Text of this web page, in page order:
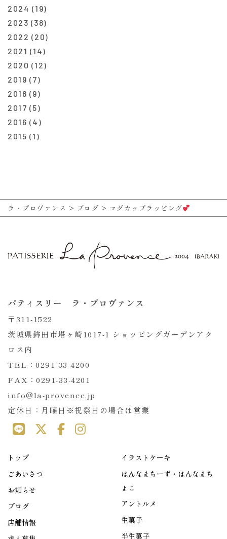
2024 (19)
2023 (38)
2022 (20)
2021 (14)
2020 (12)
2019 (7)
2018 (9)
2017 (5)
2016 (4)
2015 (1)
ラ・プロヴァンス > ブログ > マグカップラッピング
パティスリー ラ・プロヴァンス
〒311-1522
茨城県鉾田市塔ヶ崎1017-1 ショッピングガーデンアク
ロス内
TEL：0291-33-4200
FAX：0291-33-4201
info@la-provence.jp
定休日：月曜日※祝祭日の場合は営業
トップ
ごあいさつ
お知らせ
ブログ
店舗情報
イラストケーキ
はんなまちーず・はんなまち
ょこ
アントルメ
生菓子
半生菓子